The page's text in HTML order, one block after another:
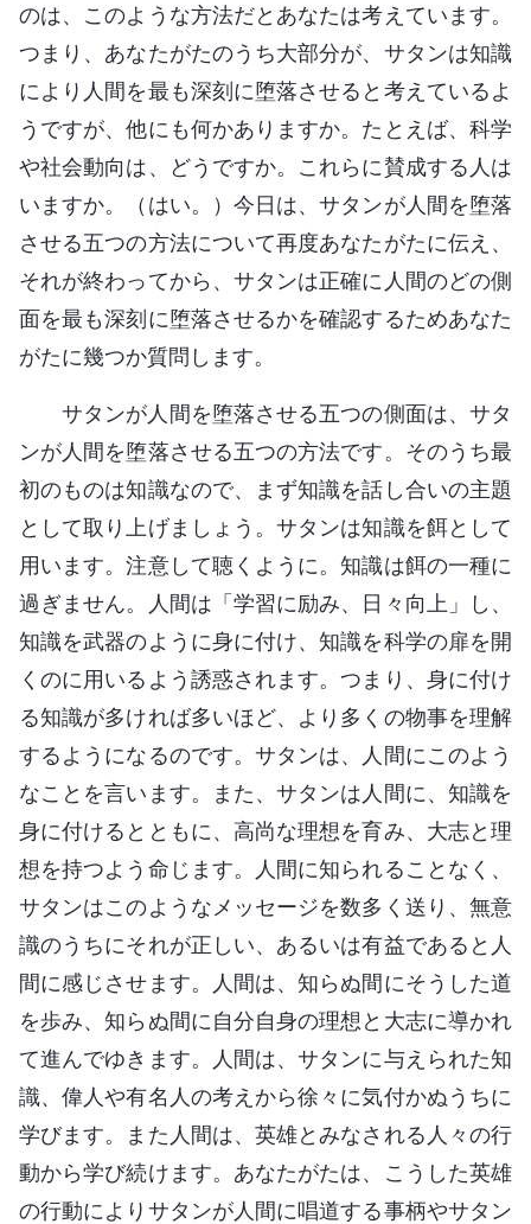
のは、このような方法だとあなたは考えています。
つまり、あなたがたのうち大部分が、サタンは知識
により人間を最も深刻に堕落させると考えているよ
うですが、他にも何かありますか。たとえば、科学
や社会動向は、どうですか。これらに賛成する人は
いますか。（はい。）今日は、サタンが人間を堕落
させる五つの方法について再度あなたがたに伝え、
それが終わってから、サタンは正確に人間のどの側
面を最も深刻に堕落させるかを確認するためあなた
がたに幾つか質問します。
サタンが人間を堕落させる五つの側面は、サタ
ンが人間を堕落させる五つの方法です。そのうち最
初のものは知識なので、まず知識を話し合いの主題
として取り上げましょう。サタンは知識を餌として
用います。注意して聴くように。知識は餌の一種に
過ぎません。人間は「学習に励み、日々向上」し、
知識を武器のように身に付け、知識を科学の扉を開
くのに用いるよう誘惑されます。つまり、身に付け
る知識が多ければ多いほど、より多くの物事を理解
するようになるのです。サタンは、人間にこのよう
なことを言います。また、サタンは人間に、知識を
身に付けるとともに、高尚な理想を育み、大志と理
想を持つよう命じます。人間に知られることなく、
サタンはこのようなメッセージを数多く送り、無意
識のうちにそれが正しい、あるいは有益であると人
間に感じさせます。人間は、知らぬ間にそうした道
を歩み、知らぬ間に自分自身の理想と大志に導かれ
て進んでゆきます。人間は、サタンに与えられた知
識、偉人や有名人の考えから徐々に気付かぬうちに
学びます。また人間は、英雄とみなされる人々の行
動から学び続けます。あなたがたは、こうした英雄
の行動によりサタンが人間に唱道する事柄やサタン